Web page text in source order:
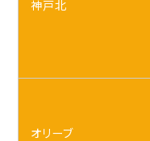
神戸北
オリーブ